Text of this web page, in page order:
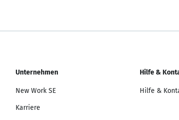
Unternehmen
New Work SE
Karriere
Hilfe &
Hilfe &